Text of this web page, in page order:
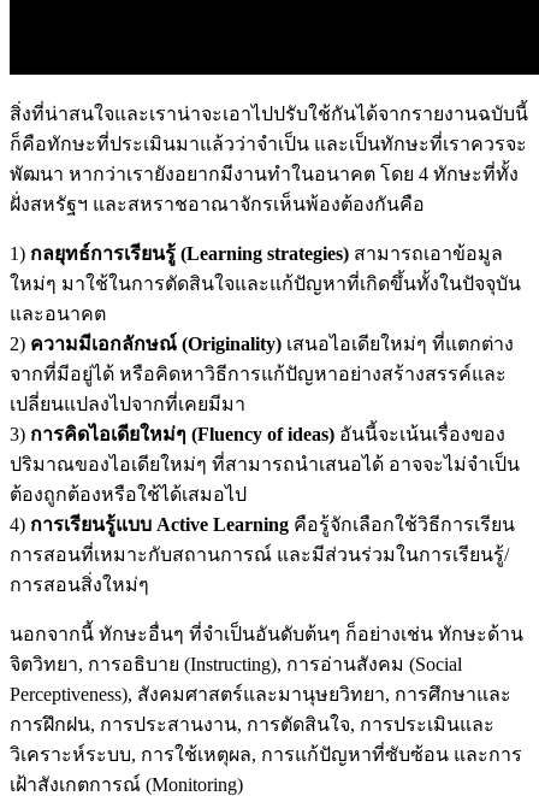
สิ่งที่น่าสนใจและเราน่าจะเอาไปปรับใช้กันได้จากรายงานฉบับนี้
ก็คือทักษะที่ประเมินมาแล้วว่าจำเป็น และเป็นทักษะที่เราควรจะ
พัฒนา หากว่าเรายังอยากมีงานทำในอนาคต โดย 4 ทักษะที่ทั้ง
ฝั่งสหรัฐฯ และสหราชอาณาจักรเห็นพ้องต้องกันคือ
1) กลยุทธ์การเรียนรู้ (Learning strategies) สามารถเอาข้อมูล
ใหม่ๆ มาใช้ในการตัดสินใจและแก้ปัญหาที่เกิดขึ้นทั้งในปัจจุบัน
และอนาคต
2) ความมีเอกลักษณ์ (Originality) เสนอไอเดียใหม่ๆ ที่แตกต่าง
จากที่มีอยู่ได้ หรือคิดหาวิธีการแก้ปัญหาอย่างสร้างสรรค์และ
เปลี่ยนแปลงไปจากที่เคยมีมา
3) การคิดไอเดียใหม่ๆ (Fluency of ideas) อันนี้จะเน้นเรื่องของ
ปริมาณของไอเดียใหม่ๆ ที่สามารถนำเสนอได้ อาจจะไม่จำเป็น
ต้องถูกต้องหรือใช้ได้เสมอไป
4) การเรียนรู้แบบ Active Learning คือรู้จักเลือกใช้วิธีการเรียน
การสอนที่เหมาะกับสถานการณ์ และมีส่วนร่วมในการเรียนรู้/
การสอนสิ่งใหม่ๆ
นอกจากนี้ ทักษะอื่นๆ ที่จำเป็นอันดับต้นๆ ก็อย่างเช่น ทักษะด้าน
จิตวิทยา, การอธิบาย (Instructing), การอ่านสังคม (Social
Perceptiveness), สังคมศาสตร์และมานุษยวิทยา, การศึกษาและ
การฝึกฝน, การประสานงาน, การตัดสินใจ, การประเมินและ
วิเคราะห์ระบบ, การใช้เหตุผล, การแก้ปัญหาที่ซับซ้อน และการ
เฝ้าสังเกตการณ์ (Monitoring)